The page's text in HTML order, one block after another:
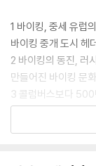
엣, 두 국왕과 결혼해
궁정을 열어간 아키
‘소년 십자군’, 부모
왕족들, 손길로 병을
임의 고통을 호소하
세의 천재적인 건축
기한 전쟁과 페스트
1 바이킹, 중세 유럽
바이킹 중개 도시 헤
2 바이킹의 동진, 러
만들어진 바이킹 문화
3 콜럼버스보다
그린란드와 ‘문명의
4 전사에서 귀족의